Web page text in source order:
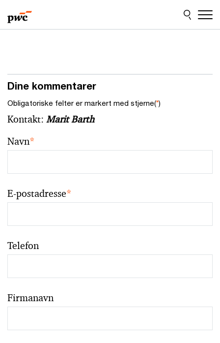
to
content
to
footer
Dine kommentarer
Obligatoriske felter er markert med stjerne(*)
Kontakt: Marit Barth
Navn*
E-postadresse*
Telefon
Firmanavn